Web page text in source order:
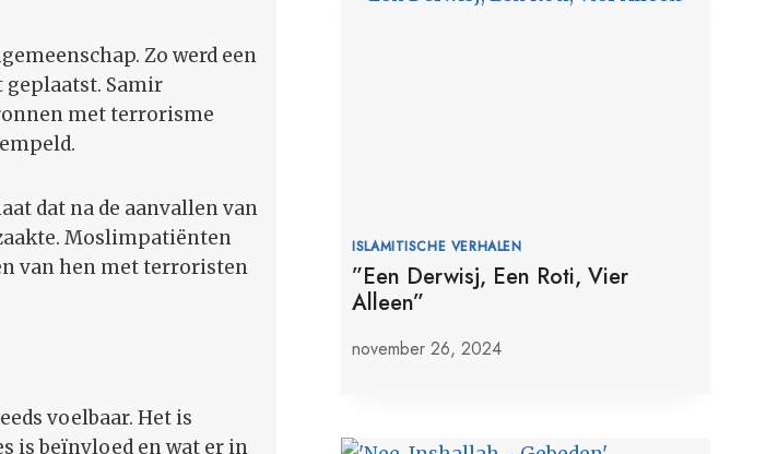
Zo werd een
geplaatst. Samir
met terrorisme
dat na de aanvallen van
Moslimpatiënten
van hen met terroristen
voelbaar. Het is
is beïnvloed en wat er in
ISLAMITISCHE VERHALEN
”Een Derwisj, Een Roti, Vier
Alleen”
november 26, 2024